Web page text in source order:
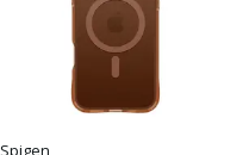
Spigen